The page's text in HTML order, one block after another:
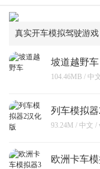
真实开车模拟驾驶游戏
坡道越野车
104.46MB / 中
列车模拟
93.24M / 中文 /
欧洲卡车